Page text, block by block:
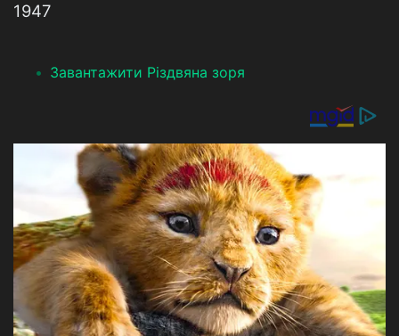
1947
Завантажити Різдвяна зоря